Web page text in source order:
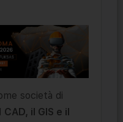
società di
CAD, il GIS e il